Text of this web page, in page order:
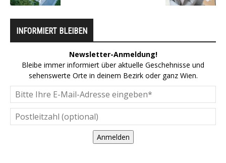
INFORMIERT BLEIBEN
Newsletter-Anmeldung!
Bleibe immer informiert über aktuelle Geschehnisse und
sehenswerte Orte in deinem Bezirk oder ganz Wien.
Anmelden